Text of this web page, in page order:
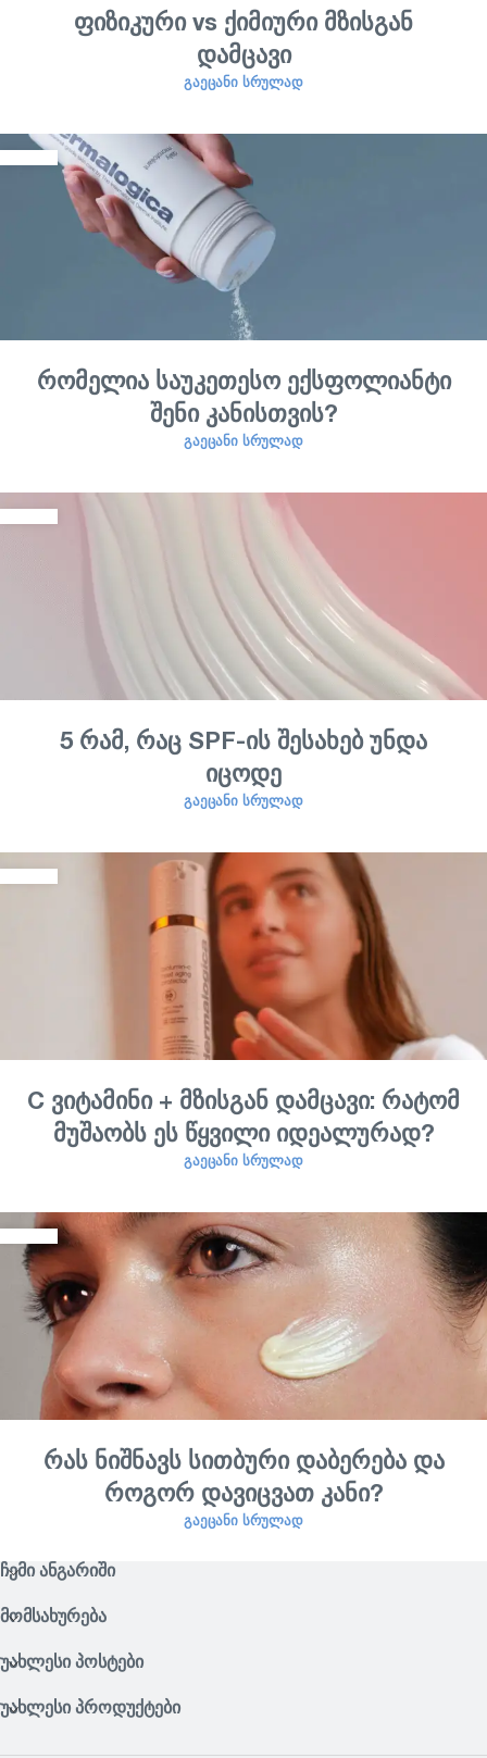
ფიზიკური vs ქიმიური მზისგან
დამცავი
ᲒᲐᲔᲪᲐᲜᲘ ᲡᲠᲣᲚᲐᲓ
რომელია საუკეთესო ექსფოლიანტი
შენი კანისთვის?
ᲒᲐᲔᲪᲐᲜᲘ ᲡᲠᲣᲚᲐᲓ
5 რამ, რაც SPF-ის შესახებ უნდა
იცოდე
ᲒᲐᲔᲪᲐᲜᲘ ᲡᲠᲣᲚᲐᲓ
C ვიტამინი + მზისგან დამცავი: რატომ
მუშაობს ეს წყვილი იდეალურად?
ᲒᲐᲔᲪᲐᲜᲘ ᲡᲠᲣᲚᲐᲓ
რას ნიშნავს სითბური დაბერება და
როგორ დავიცვათ კანი?
ᲒᲐᲔᲪᲐᲜᲘ ᲡᲠᲣᲚᲐᲓ
ᲩᲔᲛᲘ ᲐᲜᲒᲐᲠᲘᲨᲘ
ᲛᲝᲛᲡᲐᲮᲣᲠᲔᲑᲐ
ᲣᲐᲮᲚᲔᲡᲘ ᲞᲝᲡᲢᲔᲑᲘ
ᲣᲐᲮᲚᲔᲡᲘ ᲞᲠᲝᲓᲣᲥᲢᲔᲑᲘ